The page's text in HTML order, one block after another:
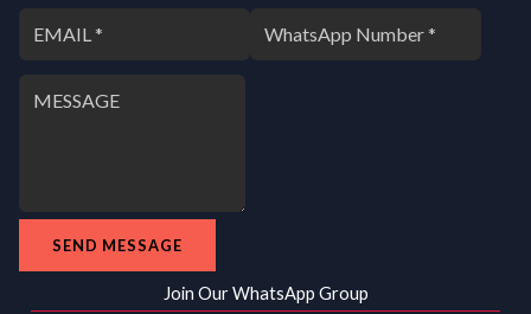
SEND MESSAGE
Join Our WhatsApp Group